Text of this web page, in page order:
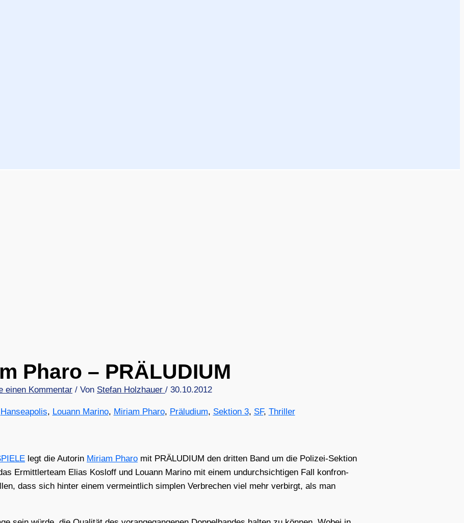
Pharo – PRÄLUDIUM
einen Kommentar / Von Stefan Holzhauer / 30.10.2012
Hanseapolis, Louann Marino, Miriam Pharo, Präludium, Sektion 3, SF, Thriller
legt die Autorin Miri­am Pha­ro mit PRÄLUDIUM den drit­ten Band um die Poli­zei-Sek­ti­on
Ermitt­ler­team Eli­as Kosloff und Louann Mari­no mit einem undurch­sich­ti­gen Fall kon­fron­
dass sich hin­ter einem ver­meint­lich simp­len Ver­bre­chen viel mehr ver­birgt, als man